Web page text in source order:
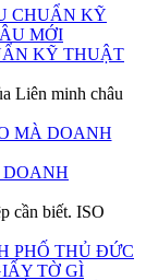
KỸ THUẬT
Liên minh châu
DOANH
cần biết. ISO